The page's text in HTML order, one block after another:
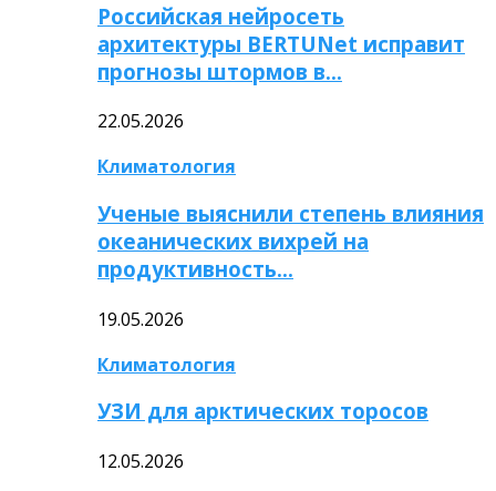
Российская нейросеть
архитектуры BERTUNet исправит
прогнозы штормов в…
22.05.2026
Климатология
Ученые выяснили степень влияния
океанических вихрей на
продуктивность…
19.05.2026
Климатология
УЗИ для арктических торосов
12.05.2026